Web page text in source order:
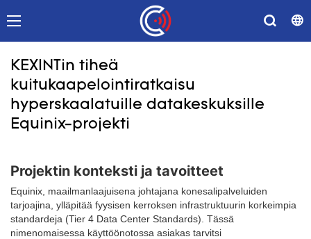
KEXINTin tiheä
kuitukaapelointiratkaisu
hyperskaalatuille datakeskuksille
Equinix-projekti
Projektin konteksti ja tavoitteet
Equinix, maailmanlaajuisena johtajana konesalipalveluiden
tarjoajina, ylläpitää fyysisen kerroksen infrastruktuurin korkeimpia
standardeja (Tier 4 Data Center Standards). Tässä
nimenomaisessa käyttöönotossa asiakas tarvitsi